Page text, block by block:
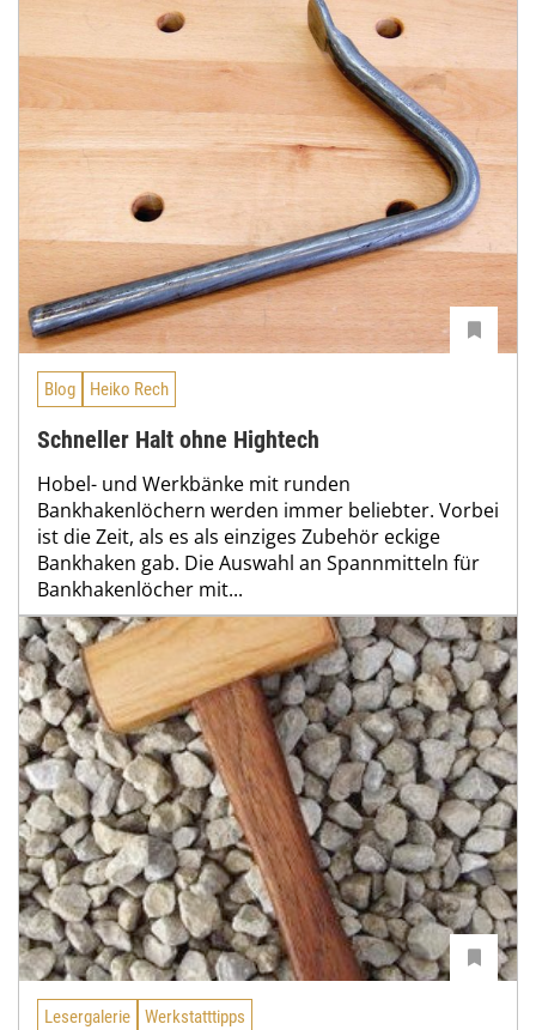
Blog Heiko Rech
Schneller Halt ohne Hightech
Hobel- und Werkbänke mit runden
Bankhakenlöchern werden immer beliebter. Vorbei
ist die Zeit, als es als einziges Zubehör eckige
Bankhaken gab. Die Auswahl an Spannmitteln für
Bankhakenlöcher mit...
Lesergalerie Werkstatttipps